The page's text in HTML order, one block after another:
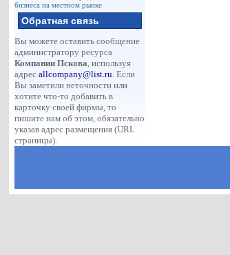
бизнеса на местном рынке
Обратная связь
Вы можете оставить сообщение
администратору ресурса
Компании Пскова, используя
адресallcompany@list.ru. Если
Вы заметили неточности или
хотите что-то добавить в
карточку своей фирмы, то
пишите нам об этом, обязательно
указав адрес размещения (URL
страницы).